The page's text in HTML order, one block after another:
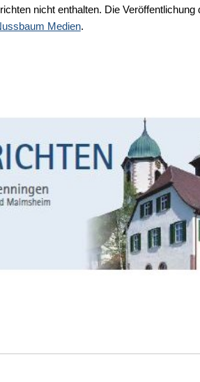
nicht enthalten. Die Veröffentlichung
Medien.